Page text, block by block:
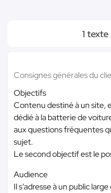
1
Consignes générales du
Objectifs
Contenu destiné à un site,
dédié à la batterie de
aux questions fréquentes
sujet.
Le second objectif est le
Audience
Il s’adresse à un public